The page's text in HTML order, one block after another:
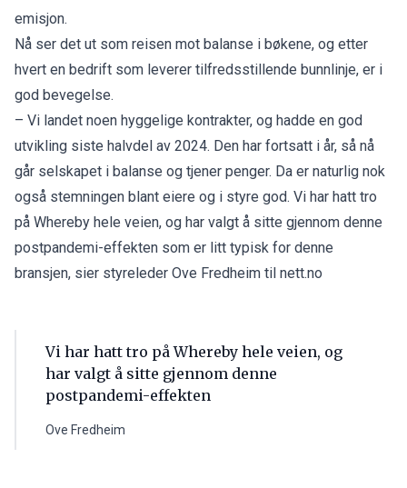
emisjon.
Nå ser det ut som reisen mot balanse i bøkene, og etter
hvert en bedrift som leverer tilfredsstillende bunnlinje, er i
god bevegelse.
– Vi landet noen hyggelige kontrakter, og hadde en god
utvikling siste halvdel av 2024. Den har fortsatt i år, så nå
går selskapet i balanse og tjener penger. Da er naturlig nok
også stemningen blant eiere og i styre god. Vi har hatt tro
på Whereby hele veien, og har valgt å sitte gjennom denne
postpandemi-effekten som er litt typisk for denne
bransjen, sier styreleder Ove Fredheim til nett.no
Vi har hatt tro på Whereby hele veien, og
har valgt å sitte gjennom denne
postpandemi-effekten
Ove Fredheim